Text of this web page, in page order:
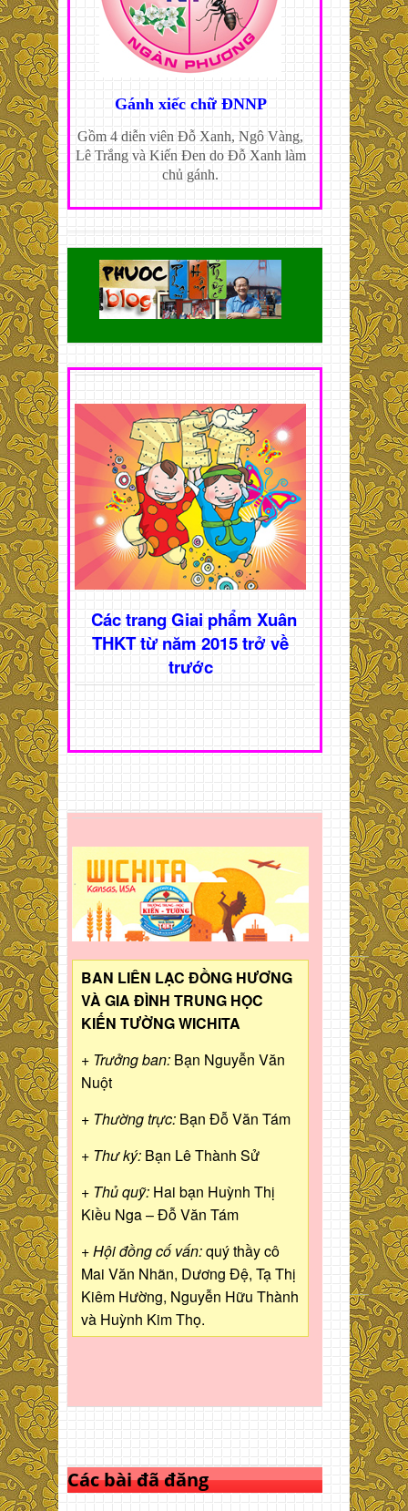
Gánh xiếc chữ ĐNNP
Gồm 4 diễn viên Đỗ Xanh, Ngô Vàng,
Lê Trắng và Kiến Đen do Đỗ Xanh làm
chủ gánh.
Các trang Giai phẩm Xuân
THKT từ năm 2015 trở về
trước
BAN LIÊN LẠC ĐỒNG HƯƠNG
VÀ GIA ĐÌNH TRUNG HỌC
KIẾN TƯỜNG WICHITA
+ Trưởng ban: Bạn Nguyễn Văn
Nuột
+ Thường trực: Bạn Đỗ Văn Tám
+ Thư ký: Bạn Lê Thành Sử
+ Thủ quỹ: Hai bạn Huỳnh Thị
Kiều Nga – Đỗ Văn Tám
+ Hội đồng cố vấn:quý thầy cô
Mai Văn Nhãn, Dương Đệ, Tạ Thị
Kiêm Hường, Nguyễn Hữu Thành
và Huỳnh Kim Thọ.
Các bài đã đăng